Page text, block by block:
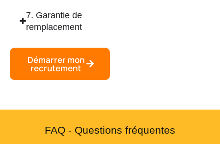
7. Garantie de
remplacement
Démarrer mon
recrutement
FAQ - Questions fréquentes